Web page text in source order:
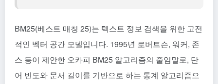
BM25(베스트 매칭 25)는 텍스트 정보 검색을 위한 고전
적인 벡터 공간 모델입니다. 1995년 로버트슨, 워커, 존
스 등이 제안한 오카피 BM25 알고리즘의 줄임말로, 단
어 빈도와 문서 길이를 기반으로 하는 통계 알고리즘으